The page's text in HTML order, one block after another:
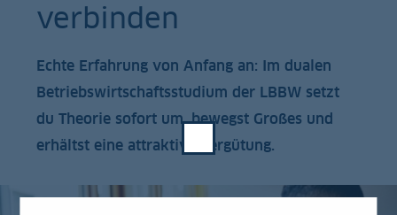
verbinden
Echte Erfahrung von Anfang an: Im dualen
Betriebswirtschaftsstudium der LBBW setzt
du Theorie sofort um, bewegst Großes und
erhältst eine attraktive Vergütung.